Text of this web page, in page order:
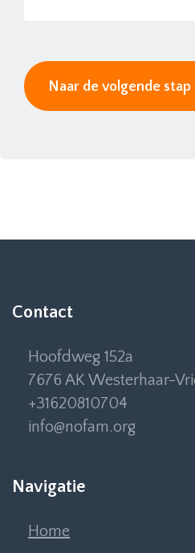
Naar de volgende stap
Contact
Hoofdweg 152a
7676 AK Westerhaar-
+31620810704
info@nofam.org
Navigatie
Home